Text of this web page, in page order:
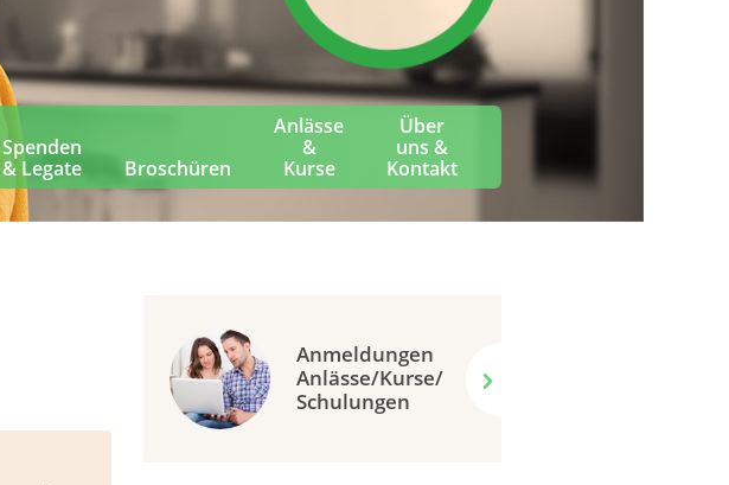
Spenden
& Legate
Broschüren
Anlässe
&
Kurse
Über
uns &
Kontakt
Anmeldungen
Anlässe/Kurse/
Schulungen